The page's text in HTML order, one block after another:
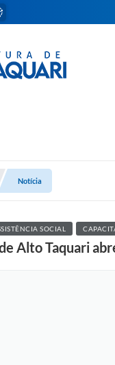
Notícia
SOCIAL
Alto Taquari